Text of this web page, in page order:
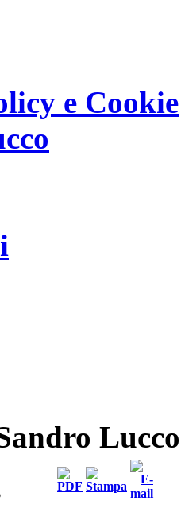
e Cookie
Lucco